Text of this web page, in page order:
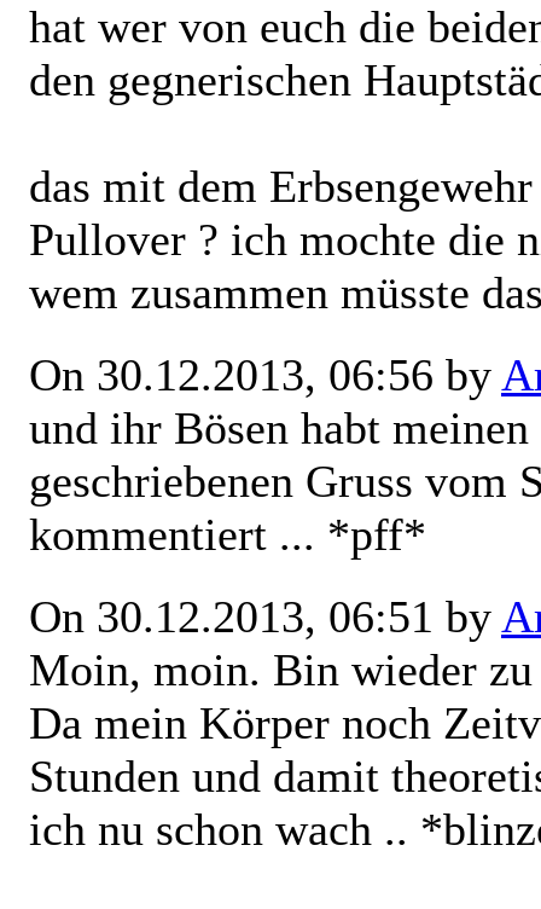
hat wer von euch die
den gegnerischen
das mit dem
Pullover ? ich mochte die
wem zusammen müsste
On 30.12.2013, 06:56 by
und ihr Bösen habt
geschriebenen Gruss vom
kommentiert ... *pff*
On 30.12.2013, 06:51 by
Moin, moin. Bin wieder
Da mein Körper noch
Stunden und damit
ich nu schon wach ..